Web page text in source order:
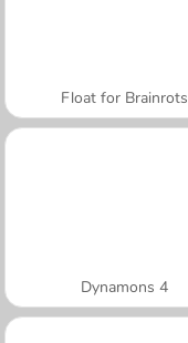
Float for Brainrots
Dynamons 4